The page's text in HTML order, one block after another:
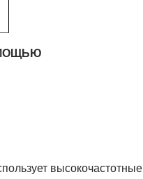
высокочастотные